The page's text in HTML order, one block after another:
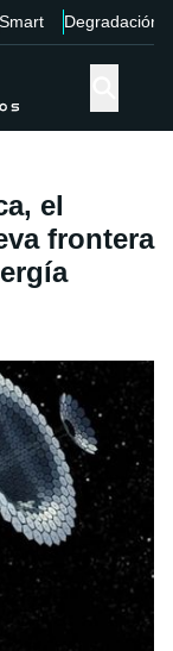
Smart Degradación
el
frontera